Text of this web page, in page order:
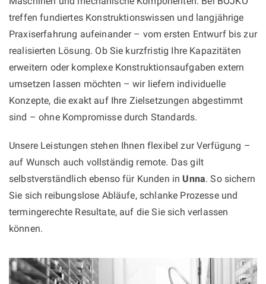
treffen fundiertes Konstruktionswissen und langjährige
Praxiserfahrung aufeinander – vom ersten Entwurf bis zur
realisierten Lösung. Ob Sie kurzfristig Ihre Kapazitäten
erweitern oder komplexe Konstruktionsaufgaben extern
umsetzen lassen möchten – wir liefern individuelle
Konzepte, die exakt auf Ihre Zielsetzungen abgestimmt
sind – ohne Kompromisse durch Standards.
Unsere Leistungen stehen Ihnen flexibel zur Verfügung –
auf Wunsch auch vollständig remote. Das gilt
selbstverständlich ebenso für Kunden in Unna. So sichern
Sie sich reibungslose Abläufe, schlanke Prozesse und
termingerechte Resultate, auf die Sie sich verlassen
können.